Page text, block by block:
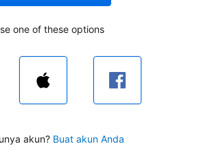
one of these options
akun? Buat akun Anda